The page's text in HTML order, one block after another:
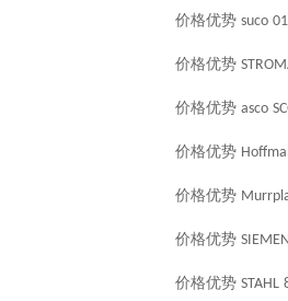
价格优势 suco
价格优势
价格优势 asco
价格优势
价格优势
价格优势
价格优势 STAHL